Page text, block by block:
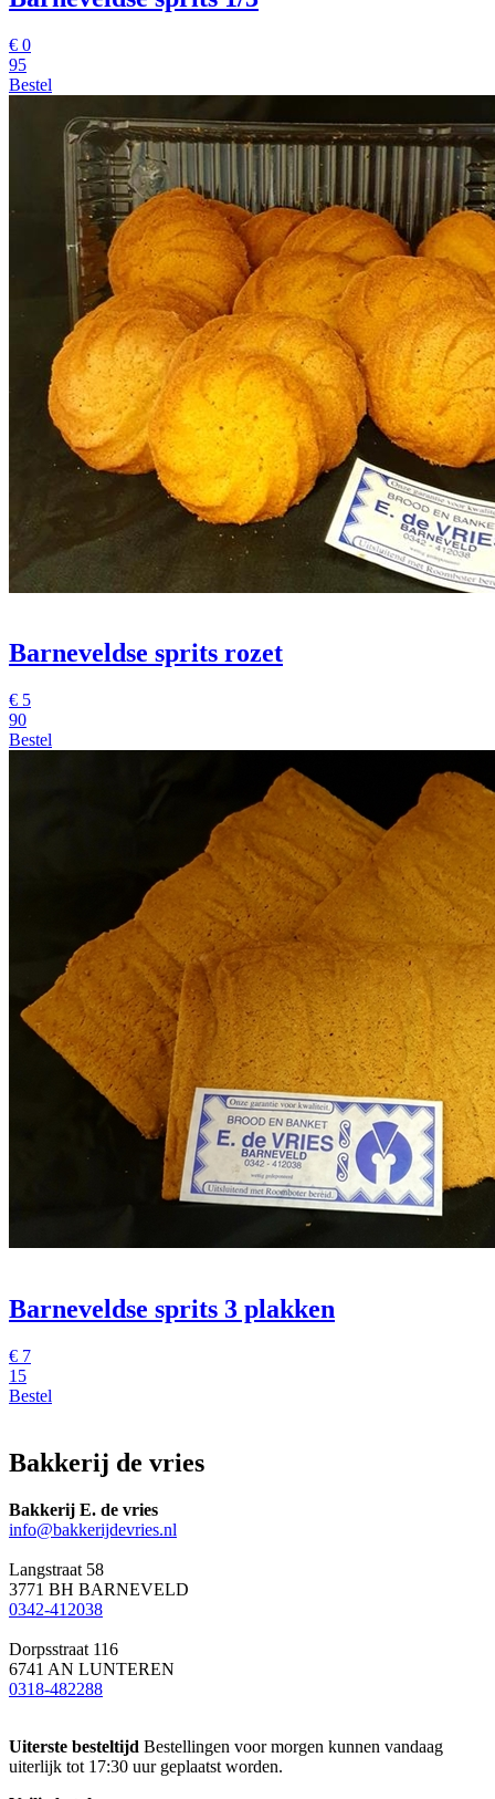
€ 0
95
Bestel
Barneveldse sprits rozet
€ 5
90
Bestel
Barneveldse sprits 3 plakken
€ 7
15
Bestel
Bakkerij de vries
Bakkerij E. de vries
info@bakkerijdevries.nl
Langstraat 58
3771 BH BARNEVELD
0342-412038
Dorpsstraat 116
6741 AN LUNTEREN
0318-482288
Uiterste besteltijd Bestellingen voor morgen kunnen vandaag
uiterlijk tot 17:30 uur geplaatst worden.